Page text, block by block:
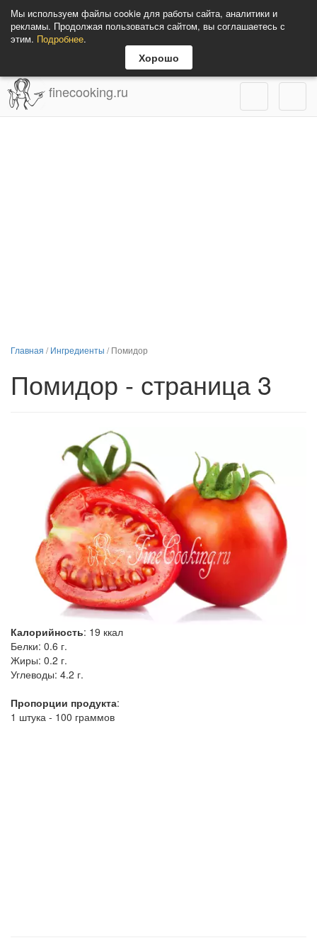
Мы используем файлы cookie для работы сайта, аналитики и
рекламы. Продолжая пользоваться сайтом, вы соглашаетесь с
этим. Подробнее.
Хорошо
finecooking.ru
Главная /Ингредиенты /Помидор
Помидор - страница 3
Калорийность: 19 ккал
Белки: 0.6 г.
Жиры: 0.2 г.
Углеводы: 4.2 г.
Пропорции продукта:
1 штука - 100 граммов